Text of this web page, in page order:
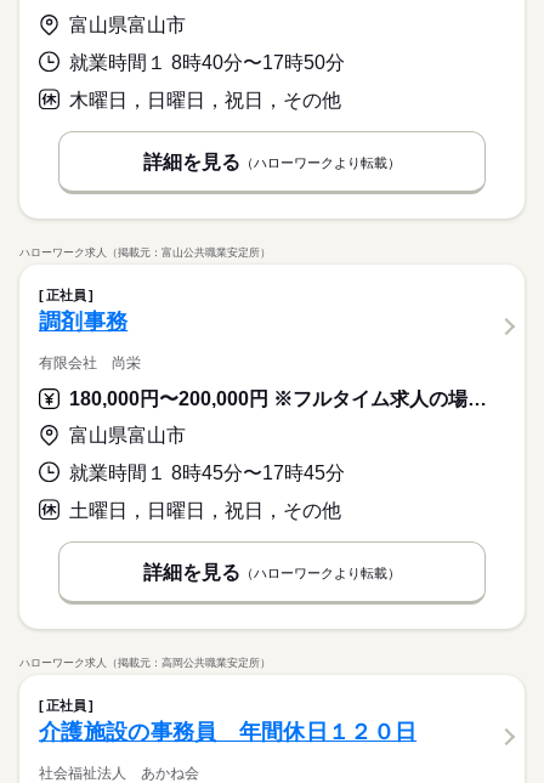
富山県富山市
就業時間１ 8時40分〜17時50分
木曜日，日曜日，祝日，その他
詳細を見る （ハローワークより転載）
ハローワーク求人（掲載元：富山公共職業安定所）
正社員
調剤事務
有限会社 尚栄
180,000円〜200,000円 ※フルタイム求人の場合は月額（換算額）、パート求人の場合は時間額を表示しています。
富山県富山市
就業時間１ 8時45分〜17時45分
土曜日，日曜日，祝日，その他
詳細を見る （ハローワークより転載）
ハローワーク求人（掲載元：高岡公共職業安定所）
正社員
介護施設の事務員 年間休日１２０日
社会福祉法人 あかね会